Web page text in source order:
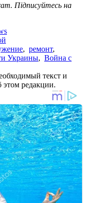
Підписуйтесь на
, ремонт,
Украины, Война с
текст и
редакции.